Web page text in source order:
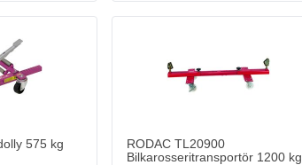
575 kg
RODAC TL20900
Bilkarosseritransportör 1200 kg